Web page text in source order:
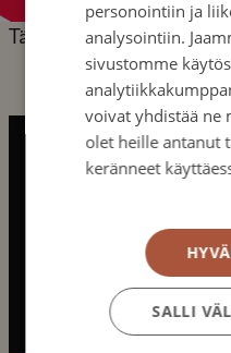
apua kun syöpä
Tähän voi kirjoittaa
personointiin ja
analysointiin.
sivustomme
voivat yhdistää ne
olet heille antanut
keränneet
SALLI